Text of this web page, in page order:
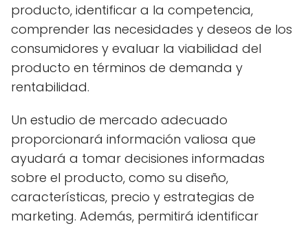
producto, identificar a la competencia,
comprender las necesidades y deseos de los
consumidores y evaluar la viabilidad del
producto en términos de demanda y
rentabilidad.
Un estudio de mercado adecuado
proporcionará información valiosa que
ayudará a tomar decisiones informadas
sobre el producto, como su diseño,
características, precio y estrategias de
marketing. Además, permitirá identificar